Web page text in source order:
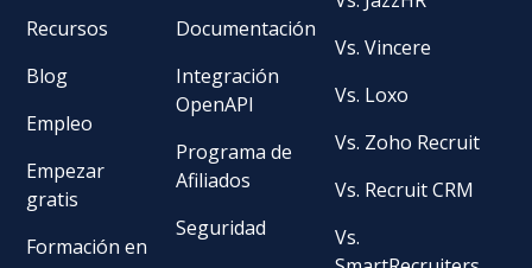
Recursos
Blog
Empleo
Empezar
gratis
Formación en
Documentación
Integración
OpenAPI
Programa de
Afiliados
Seguridad
Vs. Vincere
Vs. Loxo
Vs. Zoho Recruit
Vs. Recruit CRM
Vs.